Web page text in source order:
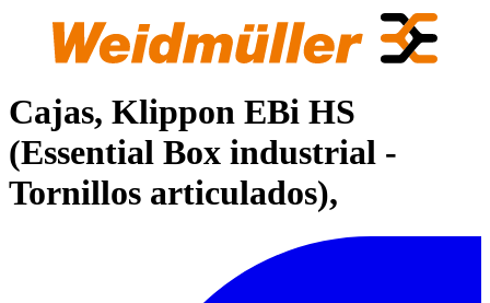
Cajas, Klippon EBi HS
(Essential Box industrial -
Tornillos articulados),